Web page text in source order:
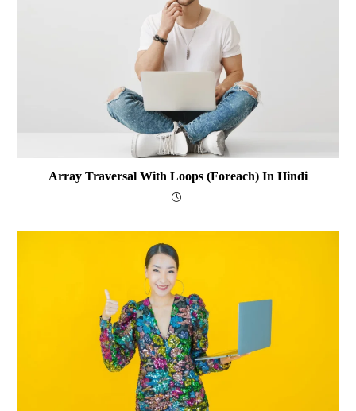
Array Traversal With Loops (foreach) In Hindi